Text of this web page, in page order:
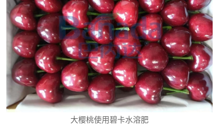
大樱桃使用碧卡水溶肥